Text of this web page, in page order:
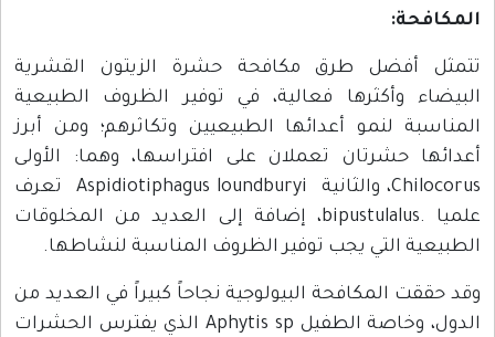
المكافحة:
تتمثل أفضل طرق مكافحة حشرة الزيتون القشرية
البيضاء وأكثرها فعالية، في توفير الظروف الطبيعية
المناسبة لنمو أعدائها الطبيعيين وتكاثرهم؛ ومن أبرز
أعدائها حشرتان تعملان على افتراسها، وهما: الأولى
Chilocorus، والثانية Aspidiotiphagus loundburyi تعرف
علميا .bipustulalus، إضافة إلى العديد من المخلوقات
الطبيعية التي يجب توفير الظروف المناسبة لنشاطها.
وقد حققت المكافحة البيولوجية نجاحاً كبيراً في العديد من
الدول، وخاصة الطفيل Aphytis sp الذي يفترس الحشرات